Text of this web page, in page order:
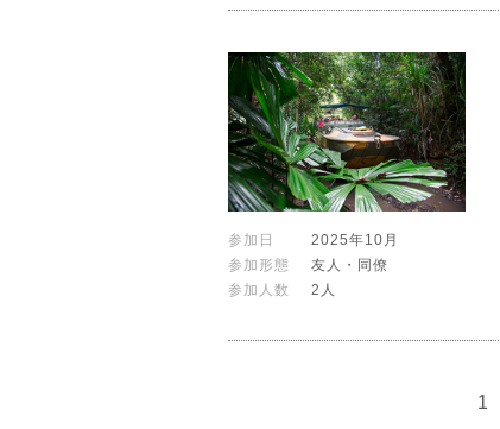
参加日
2025年10月
参加形態
友人・同僚
参加人数
2人
1